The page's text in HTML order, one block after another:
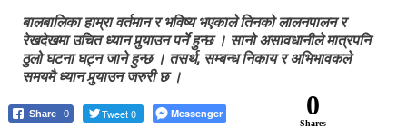
बालबालिका हाम्रा वर्तमान र भविष्य भएकाले तिनको लालनपालन र
रेखदेखमा उचित ध्यान पुर्‍याउन पर्ने हुन्छ । सानो असावधानीले मात्रपनि
ठुलो घटना घट्न जाने हुन्छ । तसर्थ, सम्बन्ध निकाय र अभिभावकले
समयमै ध्यान पुर्‍याउन जरुरी छ ।
Share 0 Tweet 0 Messenger 0
Shares